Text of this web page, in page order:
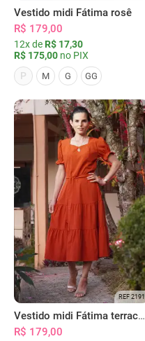
Vestido midi Fátima rosê
R$ 179,00
12x de R$ 17,30
R$ 175,00 no PIX
P
M G GG
REF 2191
Vestido midi Fátima terracota
R$ 179,00